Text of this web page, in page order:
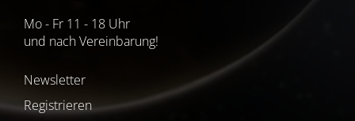
Mo - Fr 11 - 18 Uhr
und nach Vereinbarung!
Newsletter
Registrieren